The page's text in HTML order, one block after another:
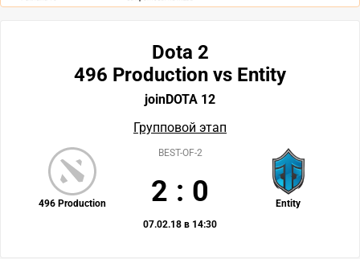
Dota 2
496 Production vs Entity
joinDOTA 12
Групповой этап
496 Production Entity
BEST-OF-2
2 : 0
07.02.18 в 14:30